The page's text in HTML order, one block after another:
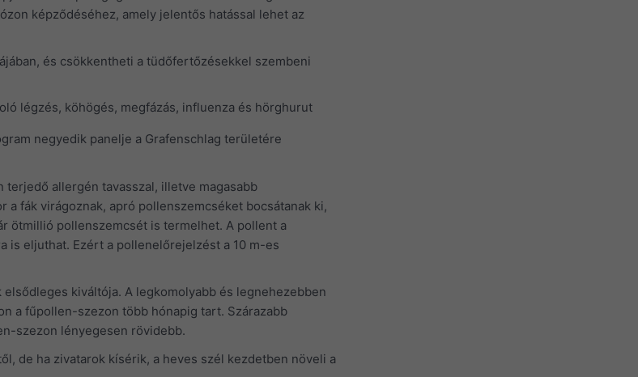
képződéséhez, amely jelentős hatással lehet az
és csökkentheti a tüdőfertőzésekkel szembeni
légzés, köhögés, megfázás, influenza és hörghurut
negyedik panelje a Grafenschlag területére
terjedő allergén tavasszal, illetve magasabb
a fák virágoznak, apró pollenszemcséket bocsátanak ki,
ötmillió pollenszemcsét is termelhet. A pollent a
is eljuthat. Ezért a pollenelőrejelzést a 10 m-es
kiváltója. A legkomolyabb és legnehezebben
a fűpollen-szezon több hónapig tart. Szárazabb
szezon lényegesen rövidebb.
de ha zivatarok kísérik, a heves szél kezdetben növeli a